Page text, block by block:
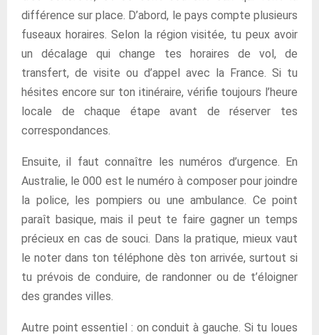
différence sur place. D’abord, le pays compte plusieurs
fuseaux horaires. Selon la région visitée, tu peux avoir
un décalage qui change tes horaires de vol, de
transfert, de visite ou d’appel avec la France. Si tu
hésites encore sur ton itinéraire, vérifie toujours l’heure
locale de chaque étape avant de réserver tes
correspondances.
Ensuite, il faut connaître les numéros d’urgence. En
Australie, le 000 est le numéro à composer pour joindre
la police, les pompiers ou une ambulance. Ce point
paraît basique, mais il peut te faire gagner un temps
précieux en cas de souci. Dans la pratique, mieux vaut
le noter dans ton téléphone dès ton arrivée, surtout si
tu prévois de conduire, de randonner ou de t’éloigner
des grandes villes.
Autre point essentiel : on conduit à gauche. Si tu loues